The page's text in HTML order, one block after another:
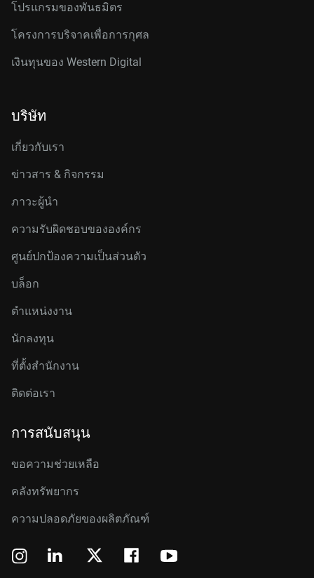
โปรแกรมของพันธมิตร
โครงการบริจาคเพื่อการกุศล
เงินทุนของ Western Digital
บริษัท
เกี่ยวกับเรา
ข่าวสาร & กิจกรรม
ภาวะผู้นำ
ความรับผิดชอบขององค์กร
ศูนย์ปกป้องความเป็นส่วนตัว
บล็อก
ตำแหน่งงาน
นักลงทุน
ที่ตั้งสำนักงาน
ติดต่อเรา
การสนับสนุน
ขอความช่วยเหลือ
คลังทรัพยากร
ความปลอดภัยของผลิตภัณฑ์